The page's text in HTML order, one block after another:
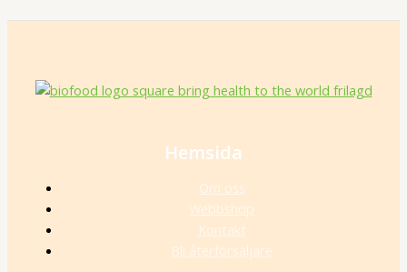
Hemsida
Om oss
Webbshop
Kontakt
Bli återförsäljare